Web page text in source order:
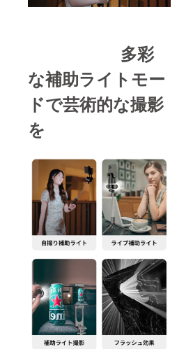
多彩
な補助ライトモー
ドで芸術的な撮影
を